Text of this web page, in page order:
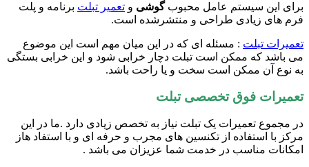
برای این سیستم عامل محبوبگوشی و تعمیر تبلت برنامه و پلت
فرم های زیادی طراحی و منتشرشده است.
تعمیرات تبلت : مسئله ای که در این میان مهم است این موضوع
می باشد که ممکن است تبلت دچار خرابی شود و این خرابی بستگی
به نوع آن ممکن است سخت و یا راحت باشد.
تعمیرات فوق تخصصی تبلت
در مجموع تعمیرات یک تبلت نیاز به تخصص زیادی دارد .ما در این
مرکز با استفاده از تکنسین های مجرب و حرفه ای و با استفاد هاز
امکانات مناسب در خدمت شما عزیزان می باشد .